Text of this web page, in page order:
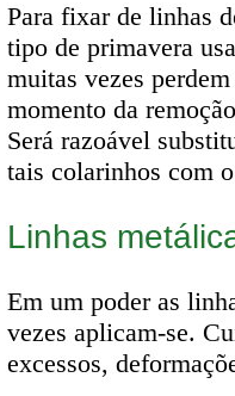
Para fixar de linhas
tipo de primavera
muitas vezes
momento da
Será razoável
tais colarinhos com
Linhas
Em um poder as
vezes aplicam-se.
excessos,